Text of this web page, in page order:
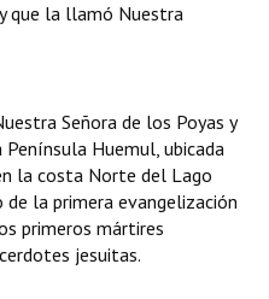
que la llamó Nuestra
Señora de los Poyas y
Huemul, ubicada
la costa Norte del Lago
la primera evangelización
primeros mártires
jesuitas.